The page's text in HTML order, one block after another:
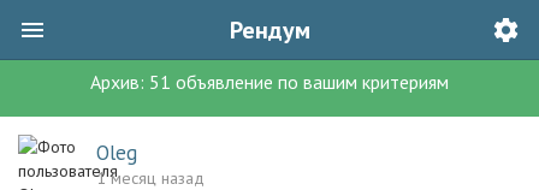
Рендум
Архив: 51 объявление по вашим критериям
Oleg
1 месяц назад